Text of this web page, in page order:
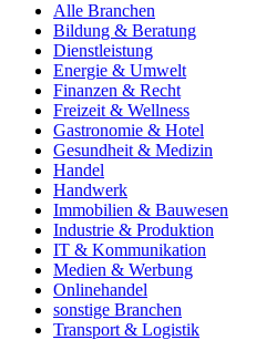
Alle Branchen
Bildung & Beratung
Dienstleistung
Energie & Umwelt
Finanzen & Recht
Freizeit & Wellness
Gastronomie & Hotel
Gesundheit & Medizin
Handel
Handwerk
Immobilien & Bauwesen
Industrie & Produktion
IT & Kommunikation
Medien & Werbung
Onlinehandel
sonstige Branchen
Transport & Logistik